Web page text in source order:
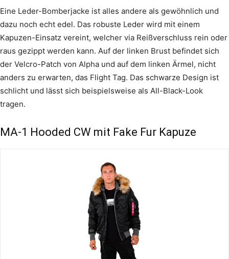
Eine Leder-Bomberjacke ist alles andere als gewöhnlich und
dazu noch echt edel. Das robuste Leder wird mit einem
Kapuzen-Einsatz vereint, welcher via Reißverschluss rein oder
raus gezippt werden kann. Auf der linken Brust befindet sich
der Velcro-Patch von Alpha und auf dem linken Ärmel, nicht
anders zu erwarten, das Flight Tag. Das schwarze Design ist
schlicht und lässt sich beispielsweise als All-Black-Look
tragen.
MA-1 Hooded CW mit Fake Fur Kapuze